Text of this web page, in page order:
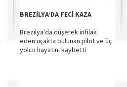
BREZİLYA’DA FECİ KAZA
Brezilya'da düşerek infilak
eden uçakta bulunan pilot ve üç
yolcu hayatını kaybetti